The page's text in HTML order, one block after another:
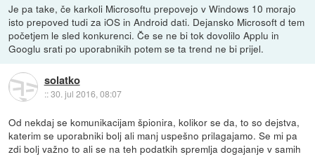
Je pa take, če karkoli Microsoftu prepovejo v Windows 10 morajo
isto prepoved tudi za iOS in Android dati. Dejansko Microsoft d tem
početjem le sled konkurenci. Če se ne bi tok dovolilo Applu in
Googlu srati po uporabnikih potem se ta trend ne bi prijel.
solatko
::30. jul 2016, 08:07
Od nekdaj se komunikacijam špionira, kolikor se da, to so dejstva,
katerim se uporabniki bolj ali manj uspešno prilagajamo. Se mi pa
zdi bolj važno to ali se na teh podatkih spremlja dogajanje v samih